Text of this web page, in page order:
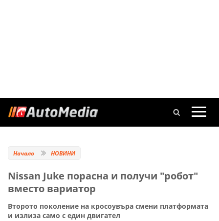
Начало НОВИНИ
Nissan Juke порасна и получи "робот"
вместо вариатор
Второто поколение на кросоувъра смени платформата
и излиза само с един двигател